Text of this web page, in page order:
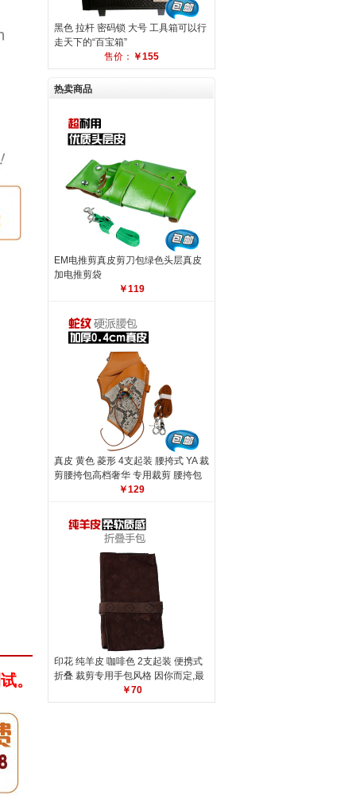
。
黑色 拉杆 密码锁 大号 工具箱可以行
走天下的“百宝箱”
售价： ￥155
热卖商品
EM电推剪真皮剪刀包绿色头层真皮
加电推剪袋
￥119
真皮 黄色 菱形 4支起装 腰挎式 YA 裁
剪腰挎包高档奢华 专用裁剪 腰挎包
￥129
印花 纯羊皮 咖啡色 2支起装 便携式
折叠 裁剪专用手包风格 因你而定,最
适合的一定是最好的!
￥70